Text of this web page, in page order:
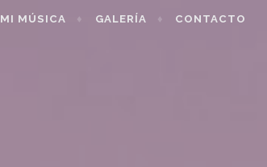
MI MÚSICA GALERÍA CONTACTO